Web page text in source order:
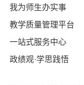
我为师生办实事
教学质量管理平台
一站式服务中心
政绩观·学思践悟